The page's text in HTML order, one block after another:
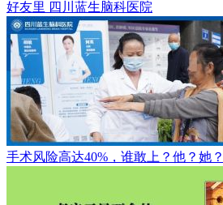
好友里 四川蓝生脑科医院
手术风险高达40%，谁敢上？他？她？